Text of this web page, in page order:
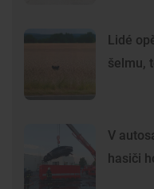
Lidé
šelmu,
V
hasiči